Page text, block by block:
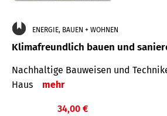
ENERGIE, BAUEN + WOHNEN
Klimafreundlich bauen und
Nachhaltige Bauweisen und
Haus
mehr
34,00 €